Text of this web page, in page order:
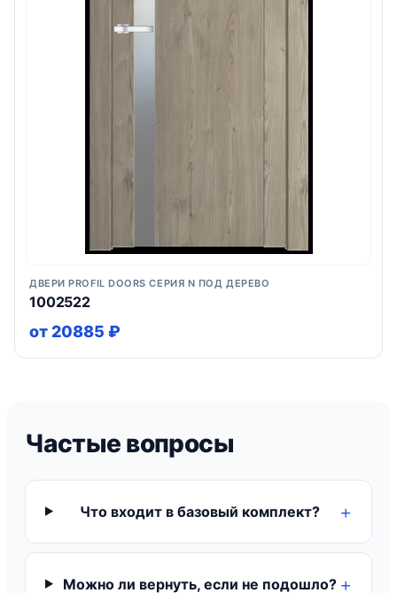
ДВЕРИ PROFIL DOORS СЕРИЯ N ПОД ДЕРЕВО
1002522
от 20885 ₽
Частые вопросы
Что входит в базовый комплект?
Можно ли вернуть, если не подошло?